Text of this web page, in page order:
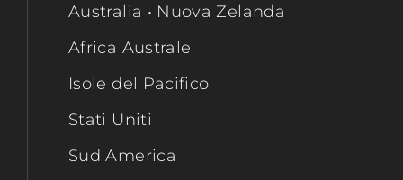
Australia • Nuova Zelanda
Africa Australe
Isole del Pacifico
Stati Uniti
Sud America